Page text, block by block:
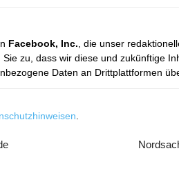
Facebook, Inc. , die unser
zu, dass wir diese und zukünftige
Daten an Drittplattformen